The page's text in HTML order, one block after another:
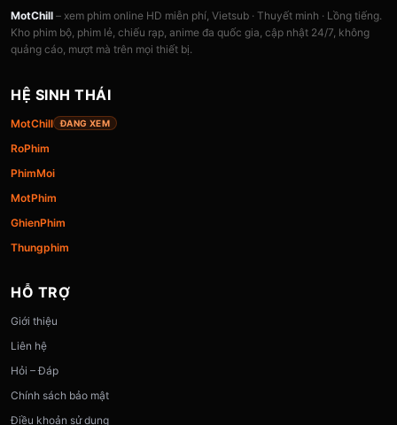
MotChill – xem phim online HD miễn phí, Vietsub · Thuyết minh · Lồng tiếng.
Kho phim bộ, phim lẻ, chiếu rạp, anime đa quốc gia, cập nhật 24/7, không
quảng cáo, mượt mà trên mọi thiết bị.
HỆ SINH THÁI
MotChill ĐANG XEM
RoPhim
PhimMoi
MotPhim
GhienPhim
Thungphim
HỖ TRỢ
Giới thiệu
Liên hệ
Hỏi – Đáp
Chính sách bảo mật
Điều khoản sử dụng